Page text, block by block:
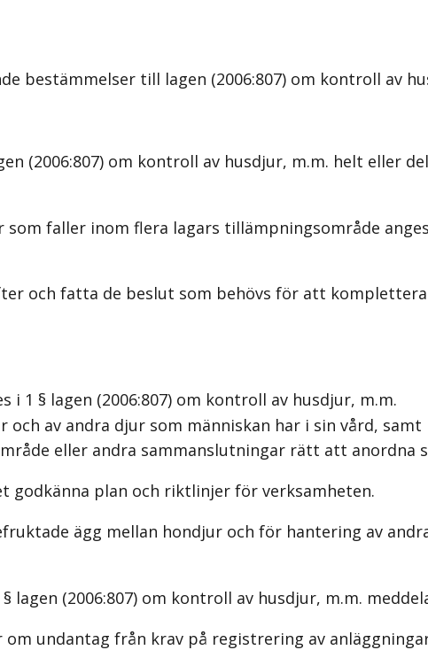
bestämmelser till lagen (2006:807) om kontroll av
(2006:807) om kontroll av husdjur, m.m. helt eller
faller inom flera lagars tillämpningsområde
och fatta de beslut som behövs för att komplettera
1 § lagen (2006:807) om kontroll av husdjur, m.m.
av andra djur som människan har i sin vård, samt
eller andra sammanslutningar rätt att anordna
godkänna plan och riktlinjer för verksamheten.
ägg mellan hondjur och för hantering av
lagen (2006:807) om kontroll av husdjur, m.m.
undantag från krav på registrering av